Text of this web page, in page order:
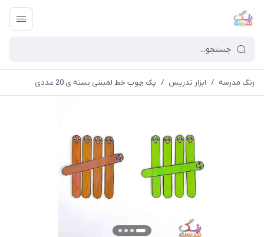
رنگ مدرسه / ابزار تدریس / پک چوب خط لمینتی بسته ی 20 عددی